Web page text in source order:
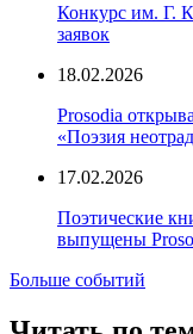
Конкурс им. Г.
заявок
18.02.2026
Prosodia
«Поэзия
17.02.2026
Поэтические
выпущены
Больше событий